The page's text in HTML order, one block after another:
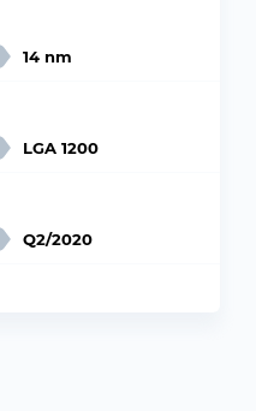
14 nm
LGA 1200
Q2/2020